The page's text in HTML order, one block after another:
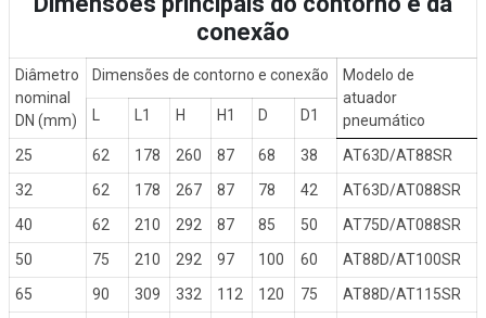
conexão
Diâmetro
nominal
DN (mm)
Dimensões de contorno e conexão
Modelo de
atuador
pneumático
L1 H H1 D D1
25 62 178 260 87 68 38
AT63D/AT88SR
32
62 178 267 87 78 42
AT63D/AT088SR
40
62 210 292 87 85 50
AT75D/AT088SR
50
75 210 292 97 100 60
AT88D/AT100SR
65
90 309 332 112 120 75
AT88D/AT115SR